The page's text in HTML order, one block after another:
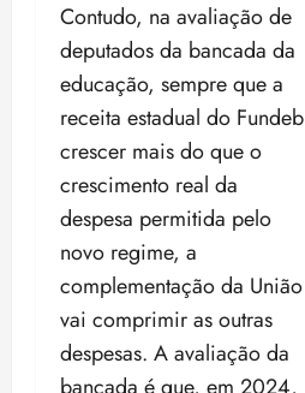
Contudo, na avaliação de
deputados da bancada da
educação, sempre que a
receita estadual do Fundeb
crescer mais do que o
crescimento real da
despesa permitida pelo
novo regime, a
complementação da União
vai comprimir as outras
despesas. A avaliação da